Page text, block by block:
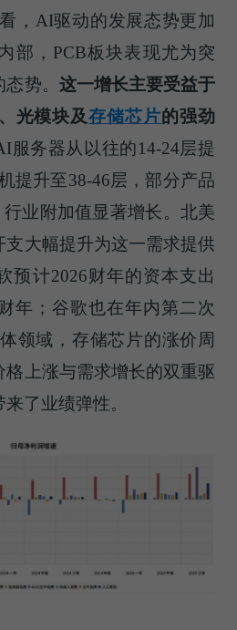
，AI驱动的发展态势更加
部，PCB板块表现尤为突
势。 这一增长主要受益于
光模块及存储芯片的强劲
服务器从以往的14-24层提
提升至38-46层，部分产品
业附加值显著增长。北美
支大幅提升为这一需求提供
计2026财年的资本支出
年；谷歌也在年内第二次
领域，存储芯片的涨价周
上涨与需求增长的双重驱
了业绩弹性。